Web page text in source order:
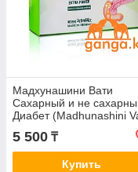
Мадхунашини Вати
Сахарный и не
Диабет (Madhunashini
DIVYA), 120 таб
5 500 ₸
Купить